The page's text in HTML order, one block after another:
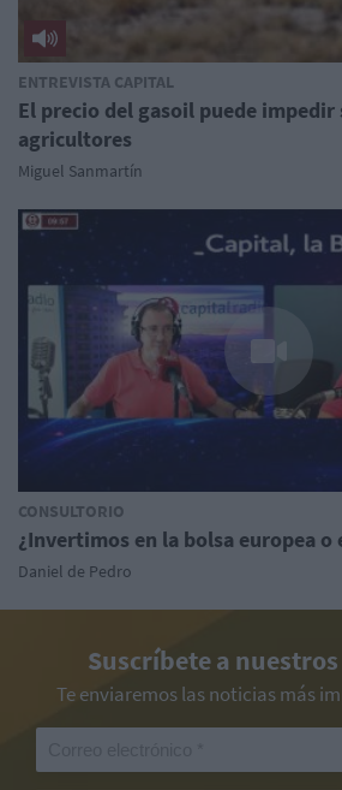
ENTREVISTA CAPITAL
El precio del gasoil puede impedir
agricultores
Miguel Sanmartín
CONSULTORIO
¿Invertimos en la bolsa europea o
Daniel de Pedro
Suscríbete a
Te enviaremos las noticias más